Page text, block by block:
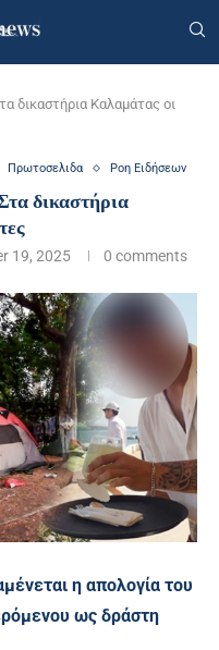
δικαστήρια Καλαμάτας οι
Πρωτοσελιδα Ροη Ειδήσεων
δικαστήρια
19, 2025 0 comments
η απολογία του
ως δράστη